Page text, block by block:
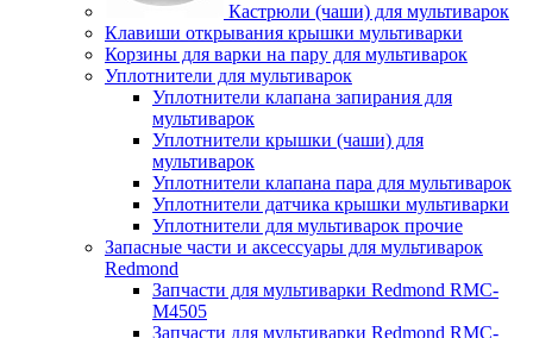
Кастрюли (чаши) для мультиварок
Клавиши открывания крышки мультиварки
Корзины для варки на пару для мультиварок
Уплотнители для мультиварок
Уплотнители клапана запирания для
мультиварок
Уплотнители крышки (чаши) для
мультиварок
Уплотнители клапана пара для мультиварок
Уплотнители датчика крышки мультиварки
Уплотнители для мультиварок прочие
Запасные части и аксессуары для мультиварок
Redmond
Запчасти для мультиварки Redmond RMC-
M4505
Запчасти для мультиварки Redmond RMC-